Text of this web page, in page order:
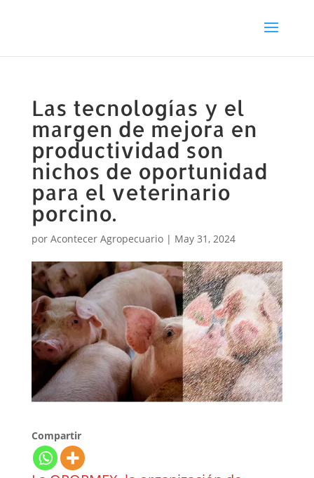
Las tecnologías y el
margen de mejora en
productividad son
nichos de oportunidad
para el veterinario
porcino.
por Acontecer Agropecuario| May 31, 2024
Compartir